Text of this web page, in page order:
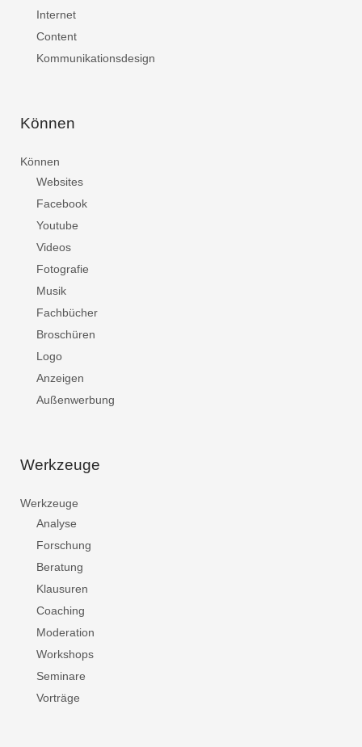
Internet
Content
Kommunikationsdesign
Können
Können
Websites
Facebook
Youtube
Videos
Fotografie
Musik
Fachbücher
Broschüren
Logo
Anzeigen
Außenwerbung
Werkzeuge
Werkzeuge
Analyse
Forschung
Beratung
Klausuren
Coaching
Moderation
Workshops
Seminare
Vorträge